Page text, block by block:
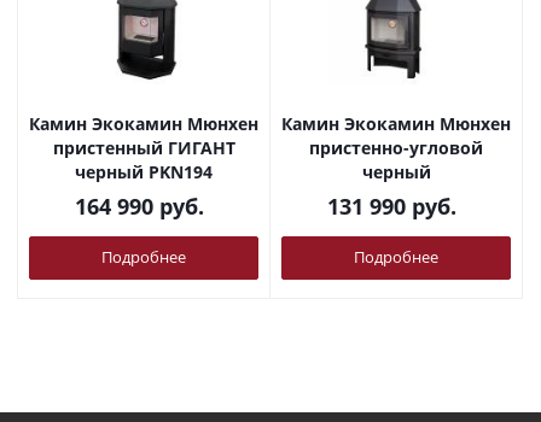
Камин Экокамин Мюнхен
пристенный ГИГАНТ
черный PKN194
164 990 руб.
Подробнее
Камин Экокамин Мюнхен
пристенно-угловой
черный
131 990 руб.
Подробнее